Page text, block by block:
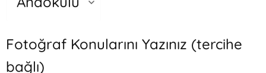
Fotoğraf Konularını Yazınız (tercihe
bağlı)